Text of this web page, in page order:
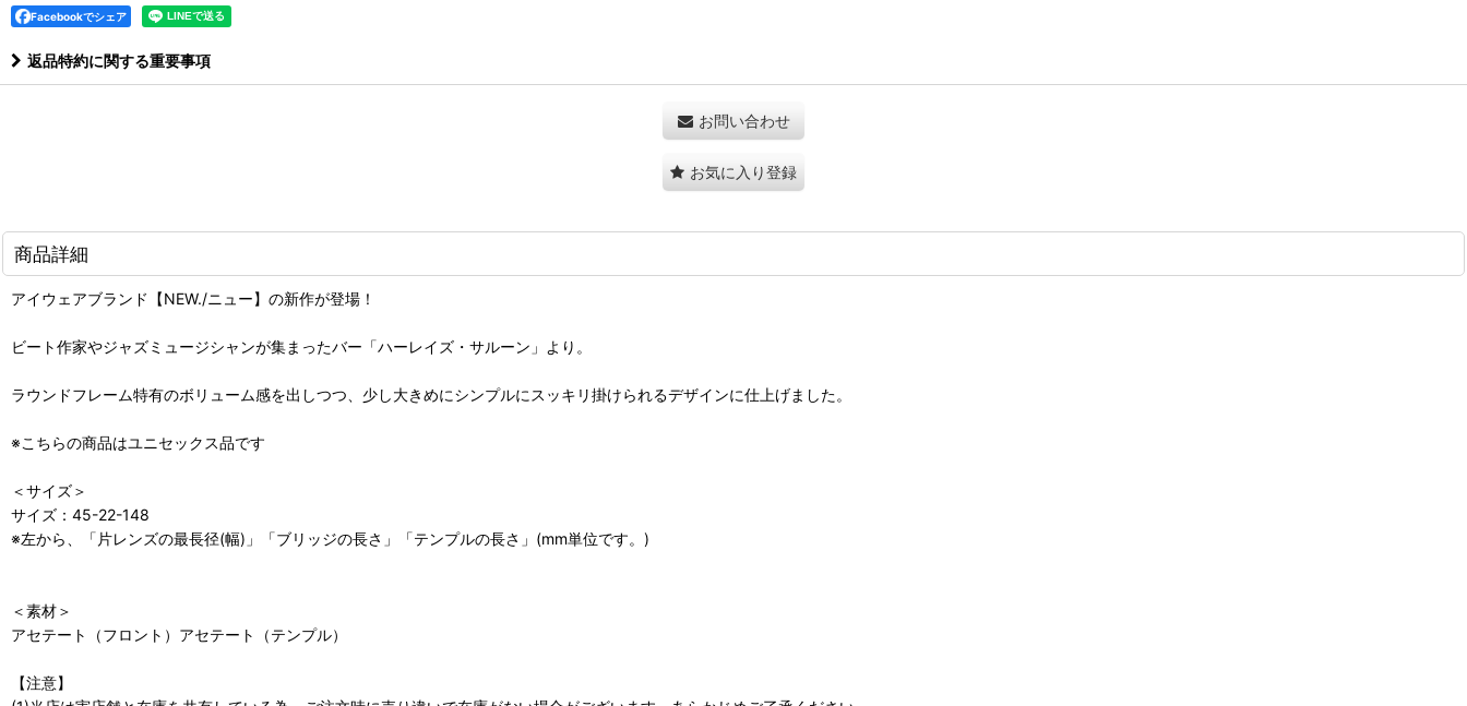
Facebookでシェア
返品特約に関する重要事項
お問い合わせ
お気に入り登録
商品詳細
アイウェアブランド【NEW./ニュー】の新作が登場！
ビート作家やジャズミュージシャンが集まったバー「ハーレイズ・サルーン」より。
ラウンドフレーム特有のボリューム感を出しつつ、少し大きめにシンプルにスッキリ掛けられるデザインに仕上げました。
※こちらの商品はユニセックス品です
＜サイズ＞
サイズ：45-22-148
※左から、「片レンズの最長径(幅)」「ブリッジの長さ」「テンプルの長さ」(mm単位です。)
＜素材＞
アセテート（フロント）アセテート（テンプル）
【注意】